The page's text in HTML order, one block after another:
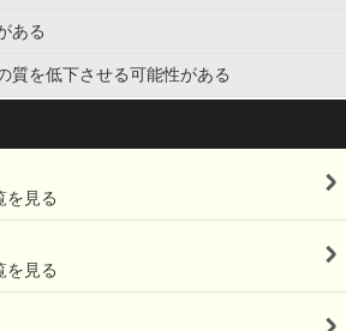
ある
質を低下させる可能性がある
を見る
を見る